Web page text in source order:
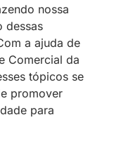
nossa
dessas
a ajuda de
Comercial da
tópicos se
promover
para